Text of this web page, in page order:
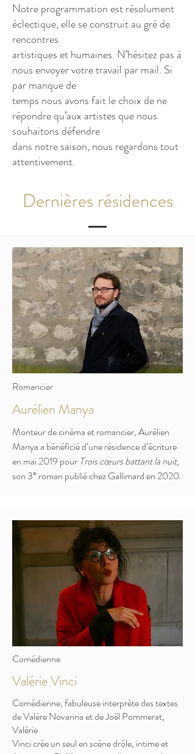
Notre programmation est résolument
éclectique, elle se construit au gré de
rencontres
artistiques et humaines. N’hésitez pas à
nous envoyer votre travail par mail. Si
par manque de
temps nous avons fait le choix de ne
répondre qu’aux artistes que nous
souhaitons défendre
dans notre saison, nous regardons tout
attentivement.
Dernières résidences
Romancier
Aurélien Manya
Monteur de cinéma et romancier, Aurélien
Manya a bénéficié d’une résidence d’écriture
en mai 2019 pour Trois cœurs battant la nuit,
son 3° roman publié chez Gallimard en 2020.
Comédienne
Valérie Vinci
Comédienne, fabuleuse interprète des textes
de Valère Novarina et de Joël Pommerat,
Valérie
Vinci crée un seul en scène drôle, intime et